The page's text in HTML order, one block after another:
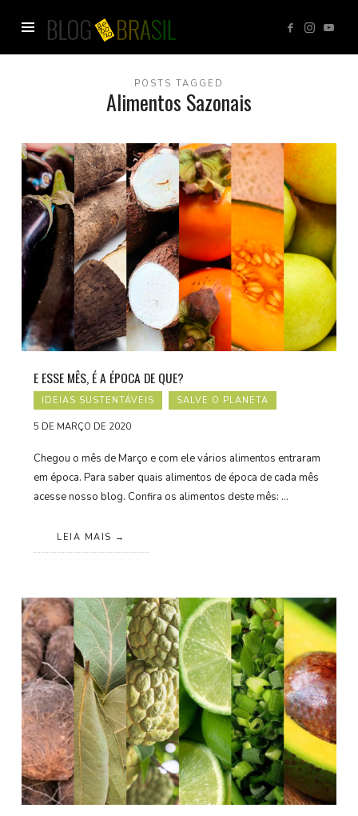
Blog
GEBANA
POSTS TAGGED
Alimentos Sazonais
E ESSE MÊS, É A ÉPOCA DE QUE?
IDEIAS SUSTENTÁVEIS SALVE O PLANETA
5 DE MARÇO DE 2020
Chegou o mês de Março e com ele vários alimentos entraram
em época. Para saber quais alimentos de época de cada mês
acesse nosso blog. Confira os alimentos deste mês: …
LEIA MAIS